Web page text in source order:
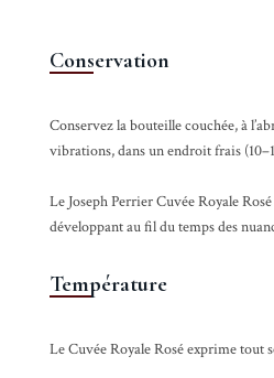
Conservation
Conservez la bouteille couchée, à
vibrations, dans un endroit frais
Le Joseph Perrier Cuvée Royale
développant au fil du temps des
Température
Le Cuvée Royale Rosé exprime tout